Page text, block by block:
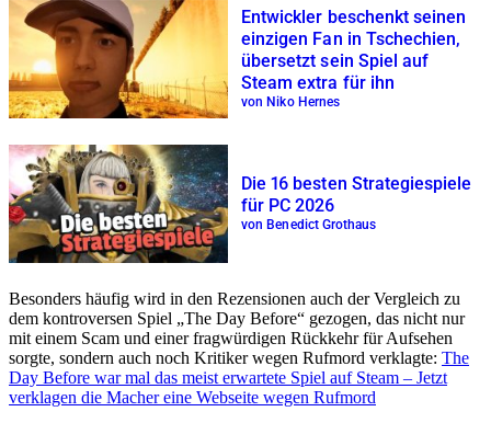
Entwickler beschenkt seinen
einzigen Fan in Tschechien,
übersetzt sein Spiel auf
Steam extra für ihn
von Niko Hernes
Die 16 besten Strategiespiele
für PC 2026
von Benedict Grothaus
Besonders häufig wird in den Rezensionen auch der Vergleich zu
dem kontroversen Spiel „The Day Before“ gezogen, das nicht nur
mit einem Scam und einer fragwürdigen Rückkehr für Aufsehen
sorgte, sondern auch noch Kritiker wegen Rufmord verklagte: The
Day Before war mal das meist erwartete Spiel auf Steam – Jetzt
verklagen die Macher eine Webseite wegen Rufmord